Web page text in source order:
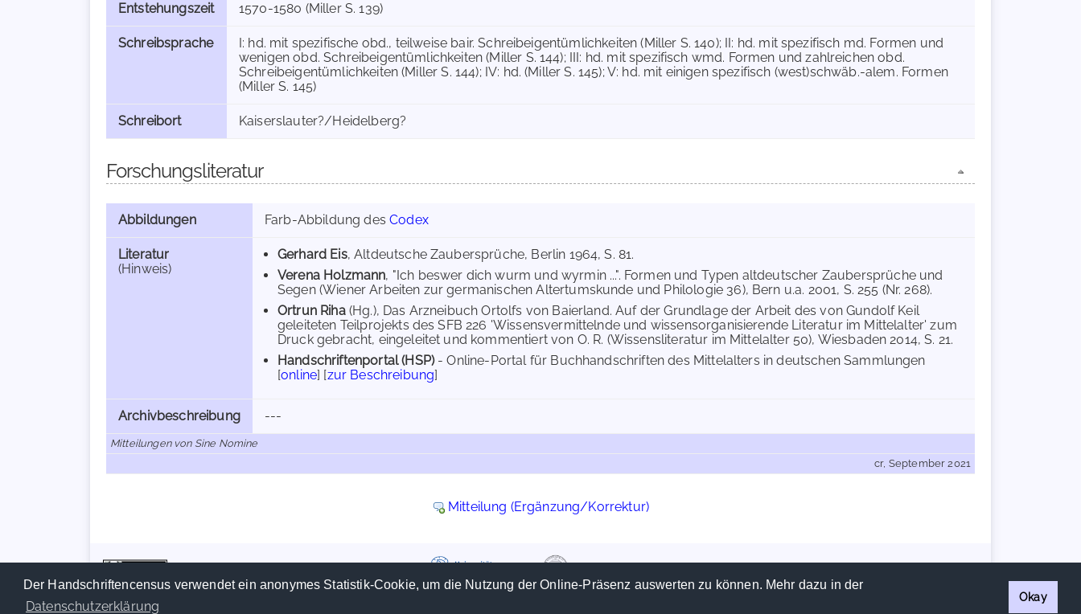
Der Handschriftencensus verwendet ein anonymes Statistik-Cookie, um die Nutzung der Online-Präsenz auswerten zu können. Mehr dazu in der
Datenschutzerklärung
Okay
Entstehungszeit 1570-1580 (Miller S. 139)
Schreibsprache
I: hd. mit spezifische obd., teilweise bair. Schreibeigentümlichkeiten (Miller S. 140); II: hd. mit spezifisch md. Formen und
wenigen obd. Schreibeigentümlichkeiten (Miller S. 144); III: hd. mit spezifisch wmd. Formen und zahlreichen obd.
Schreibeigentümlichkeiten (Miller S. 144); IV: hd. (Miller S. 145); V: hd. mit einigen spezifisch (west)schwäb.-alem. Formen
(Miller S. 145)
Schreibort Kaiserslauter?/Heidelberg?
Forschungsliteratur
Abbildungen Farb-Abbildung desCodex
Literatur
(Hinweis)
Gerhard Eis, Altdeutsche Zaubersprüche, Berlin 1964, S. 81.
Verena Holzmann, "Ich beswer dich wurm und wyrmin ...". Formen und Typen altdeutscher Zaubersprüche und
Segen (Wiener Arbeiten zur germanischen Altertumskunde und Philologie 36), Bern u.a. 2001, S. 255 (Nr. 268).
Ortrun Riha (Hg.), Das Arzneibuch Ortolfs von Baierland. Auf der Grundlage der Arbeit des von Gundolf Keil
geleiteten Teilprojekts des SFB 226 'Wissensvermittelnde und wissensorganisierende Literatur im Mittelalter' zum
Druck gebracht, eingeleitet und kommentiert von O. R. (Wissensliteratur im Mittelalter 50), Wiesbaden 2014, S. 21.
Handschriftenportal (HSP)- Online-Portal für Buchhandschriften des Mittelalters in deutschen Sammlungen
[online] [zur Beschreibung]
Archivbeschreibung ---
Mitteilungen von Sine Nomine
cr, September 2021
Mitteilung (Ergänzung/Korrektur)